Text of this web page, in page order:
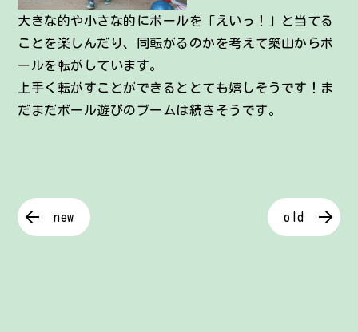
大きな的や小さな的にボールを「えいっ！」と当てる
ことを楽しんだり、同転がるのかを考えて築山からボ
ールを転がしています。
上手く転がすことができるととても嬉しそうです！ま
だまだボール遊びのブームは続きそうです。
new old